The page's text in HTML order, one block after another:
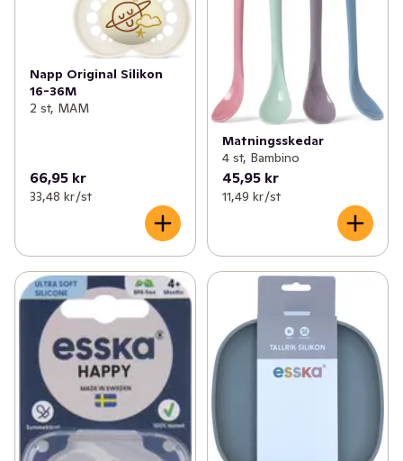
Napp Original Silikon
16-36M
2 st, MAM
66,95 kr
33,48 kr /st
Matningsskedar
4 st, Bambino
45,95 kr
11,49 kr /st